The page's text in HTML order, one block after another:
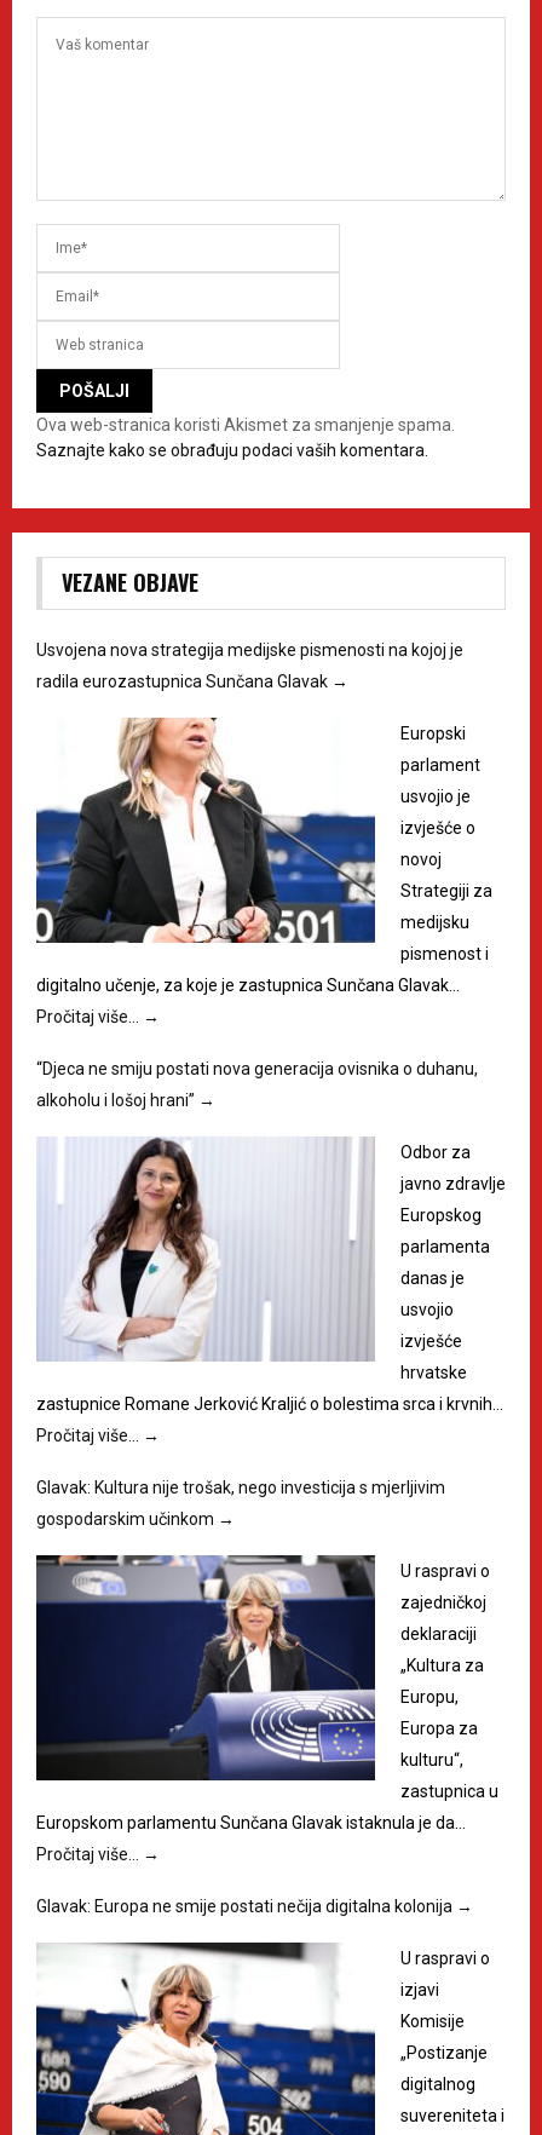
Ova web-stranica koristi Akismet za smanjenje spama.
Saznajte kako se obrađuju podaci vaših komentara.
VEZANE OBJAVE
Usvojena nova strategija medijske pismenosti na kojoj je
radila eurozastupnica Sunčana Glavak →
Europski
parlament
usvojio je
izvješće o
novoj
Strategiji za
medijsku
pismenost i
digitalno učenje, za koje je zastupnica Sunčana Glavak…
Pročitaj više…
→
“Djeca ne smiju postati nova generacija ovisnika o duhanu,
alkoholu i lošoj hrani” →
Odbor za
javno zdravlje
Europskog
parlamenta
danas je
usvojio
izvješće
hrvatske
zastupnice Romane Jerković Kraljić o bolestima srca i krvnih…
Pročitaj više…
→
Glavak: Kultura nije trošak, nego investicija s mjerljivim
gospodarskim učinkom →
U raspravi o
zajedničkoj
deklaraciji
„Kultura za
Europu,
Europa za
kulturu“,
zastupnica u
Europskom parlamentu Sunčana Glavak istaknula je da…
Pročitaj više…
→
Glavak: Europa ne smije postati nečija digitalna kolonija →
U raspravi o
izjavi
Komisije
„Postizanje
digitalnog
suvereniteta i